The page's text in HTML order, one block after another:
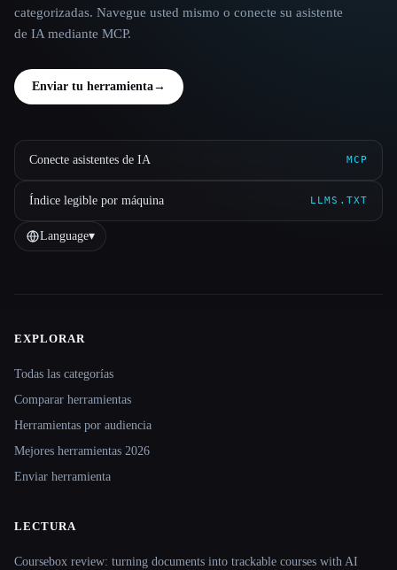
categorizadas. Navegue usted mismo o conecte su asistente
de IA mediante MCP.
Enviar tu herramienta→
Conecte asistentes de IA MCP
Índice legible por máquina LLMS.TXT
Language▾
Site navigation
EXPLORAR
Todas las categorías
Comparar herramientas
Herramientas por audiencia
Mejores herramientas 2026
Enviar herramienta
LECTURA
Coursebox review: turning documents into trackable courses with AI